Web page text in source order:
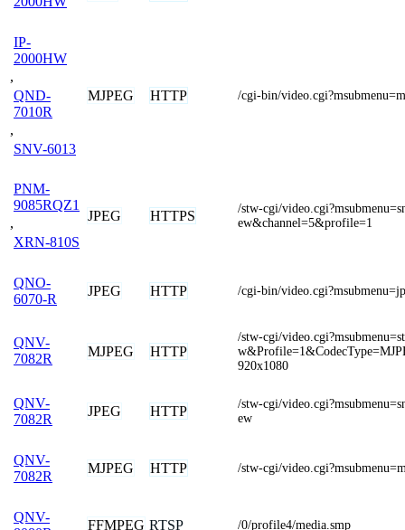
IP-
2000HW
,
QND-
7010R
,
SNV-6013
MJPEG HTTP /cgi-bin/
PNM-
9085RQZ1
,
XRN-810S
JPEG HTTPS
/stw-cgi/
ew&channel=5&profile=1
QNO-
6070-R
JPEG HTTP /cgi-bin/
QNV-
7082R
MJPEG HTTP
/stw-cgi/
920x1080
QNV-
7082R
JPEG HTTP
/stw-cgi/
ew
QNV-
7082R
MJPEG HTTP /stw-cgi/
QNV-
FFMPEG RTSP /0/profile4/media.smp